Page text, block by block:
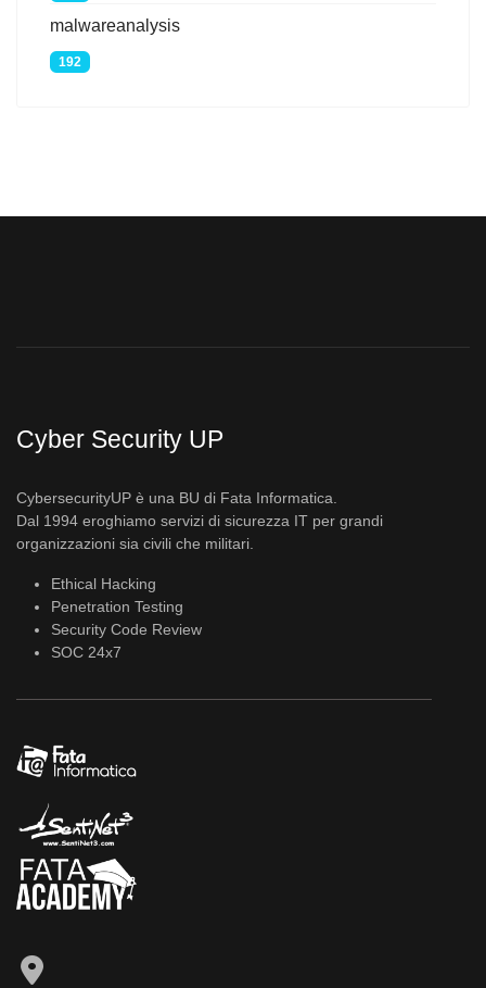
malwareanalysis
192
Cyber Security UP
CybersecurityUP è una BU di Fata Informatica.
Dal 1994 eroghiamo servizi di sicurezza IT per grandi
organizzazioni sia civili che militari.
Ethical Hacking
Penetration Testing
Security Code Review
SOC 24x7